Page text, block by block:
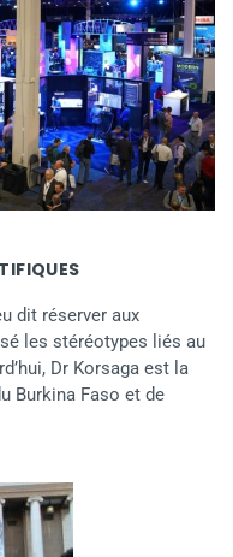
dit réserver aux
les stéréotypes liés au
Dr Korsaga est la
Burkina Faso et de